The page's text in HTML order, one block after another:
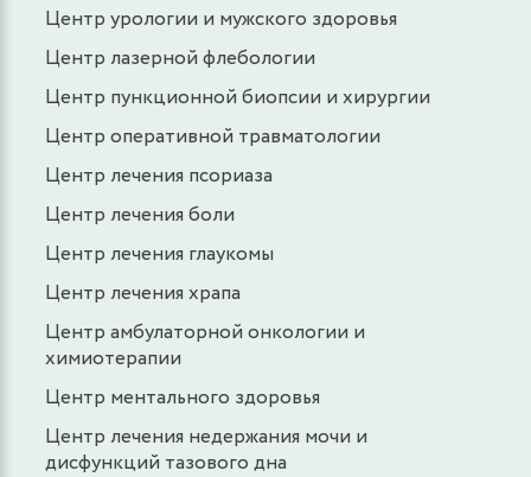
Центр урологии и мужского здоровья
Центр лазерной флебологии
Центр пункционной биопсии и хирургии
Центр оперативной травматологии
Центр лечения псориаза
Центр лечения боли
Центр лечения глаукомы
Центр лечения храпа
Центр амбулаторной онкологии и
химиотерапии
Центр ментального здоровья
Центр лечения недержания мочи и
дисфункций тазового дна